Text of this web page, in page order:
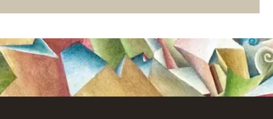
lubrification énergétique 🔥 La différence
entre Sadhguru Sannidhi, Linga Bhairavi
Yantra et Avighna Yantra 🔥 Quel yantra
choisir selon votre vie, votre maison et vos
ambitions 🔥 Comment la Grâce permet